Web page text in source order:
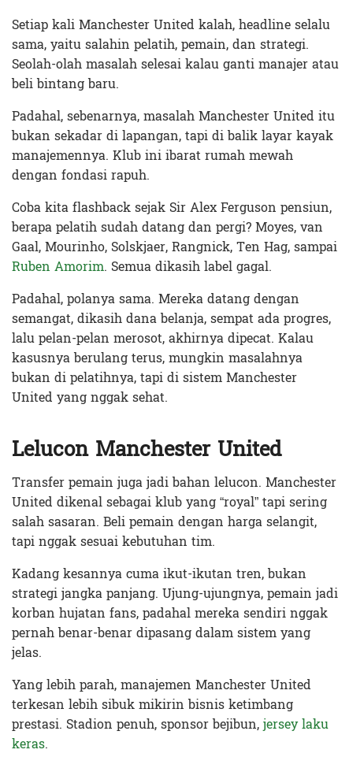
Setiap kali Manchester United kalah, headline selalu
sama, yaitu salahin pelatih, pemain, dan strategi.
Seolah-olah masalah selesai kalau ganti manajer atau
beli bintang baru.
Padahal, sebenarnya, masalah Manchester United itu
bukan sekadar di lapangan, tapi di balik layar kayak
manajemennya. Klub ini ibarat rumah mewah
dengan fondasi rapuh.
Coba kita flashback sejak Sir Alex Ferguson pensiun,
berapa pelatih sudah datang dan pergi? Moyes, van
Gaal, Mourinho, Solskjaer, Rangnick, Ten Hag, sampai
Ruben Amorim. Semua dikasih label gagal.
Padahal, polanya sama. Mereka datang dengan
semangat, dikasih dana belanja, sempat ada progres,
lalu pelan-pelan merosot, akhirnya dipecat. Kalau
kasusnya berulang terus, mungkin masalahnya
bukan di pelatihnya, tapi di sistem Manchester
United yang nggak sehat.
Lelucon Manchester United
Transfer pemain juga jadi bahan lelucon. Manchester
United dikenal sebagai klub yang “royal” tapi sering
salah sasaran. Beli pemain dengan harga selangit,
tapi nggak sesuai kebutuhan tim.
Kadang kesannya cuma ikut-ikutan tren, bukan
strategi jangka panjang. Ujung-ujungnya, pemain jadi
korban hujatan fans, padahal mereka sendiri nggak
pernah benar-benar dipasang dalam sistem yang
jelas.
Yang lebih parah, manajemen Manchester United
terkesan lebih sibuk mikirin bisnis ketimbang
prestasi. Stadion penuh, sponsor bejibun,jersey laku
keras.